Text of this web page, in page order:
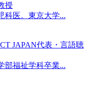
授
科医。東京大学...
JAPAN代表・言語聴
部福祉学科卒業...